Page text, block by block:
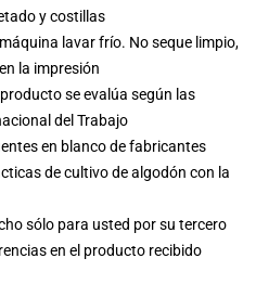
y costillas
lavar frío. No seque limpio,
la impresión
se evalúa según las
del Trabajo
en blanco de fabricantes
de cultivo de algodón con la
sólo para usted por su tercero
en el producto recibido